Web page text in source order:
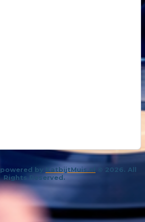
powered by KatbijtMuis.nl
© 2026. All
Rights Reserved.